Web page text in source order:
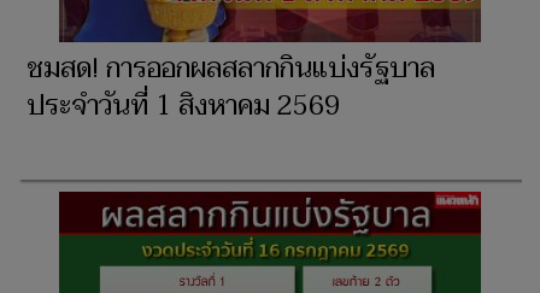
ชมสด! การออกผลสลากกินแบ่งรัฐบาล
ประจำวันที่ 1 สิงหาคม 2569